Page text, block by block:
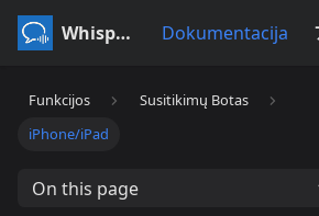
Whisperr Dokumentacija
Funkcijos
Susitikimų Botas
iPhone/iPad
On this page